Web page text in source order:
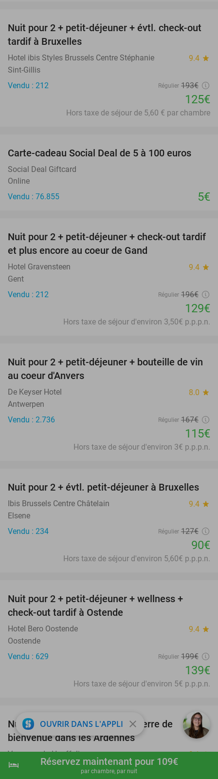
shopping_cart Réserver maintenant
hotel Réservez maintenant pour 109€
par chambre, par nuit
35%
Nuit pour 2 + petit-déjeuner + évtl. check-out
tardif à Bruxelles
Hotel ibis Styles Brussels Centre Stéphanie 9.4 star
Sint-Gillis
Vendu : 212
Régulier 193€
125€
Hors taxe de séjour de 5,60 € par chambre
Carte-cadeau Social Deal de 5 à 100 euros
Social Deal Giftcard
Online
Vendu : 76.855
5€
34%
Nuit pour 2 + petit-déjeuner + check-out tardif
et plus encore au coeur de Gand
Hotel Gravensteen 9.4 star
Gent
Vendu : 212
Régulier 196€
129€
Hors taxe de séjour d'environ 3,50€ p.p.p.n.
31%
Nuit pour 2 + petit-déjeuner + bouteille de vin
au coeur d'Anvers
De Keyser Hotel 8.0 star
Antwerpen
Vendu : 2.736
Régulier 167€
115€
Hors taxe de séjour d'environ 3€ p.p.p.n.
29%
Nuit pour 2 + évtl. petit-déjeuner à Bruxelles
Ibis Brussels Centre Châtelain 9.4 star
Elsene
Vendu : 234
Régulier 127€
90€
Hors taxe de séjour d'environ 5,60€ p.p.p.n.
Nuit pour 2 + petit-déjeuner + wellness +
check-out tardif à Ostende
Hotel Bero Oostende 9.4 star
Oostende
Vendu : 629
Régulier 199€
139€
Hors taxe de séjour d'environ 5€ p.p.p.n.
44%
Nuit pour 2 + petit-déjeuner + verre de
bienvenue dans les Ardennes
Vayamundo Houffalize 9.1star
Houffalize
OUVRIR DANS L'APPLI close